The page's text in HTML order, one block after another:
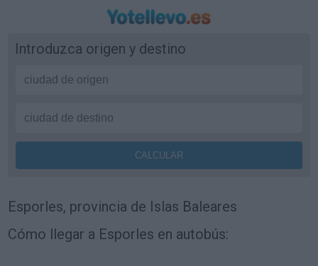
Introduzca origen y destino
Esporles, provincia de Islas Baleares
Cómo llegar a Esporles en autobús: